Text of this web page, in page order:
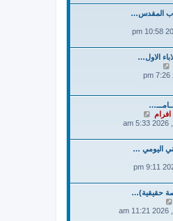
ش
ا
ك
د
آ
ر
ش
ا
ة
الاول…
ا
خ
ر
م
ش
ا
ر
ك
ا
د
آ
ر
ش
ا
ك
خ
حقيقية)…
ا